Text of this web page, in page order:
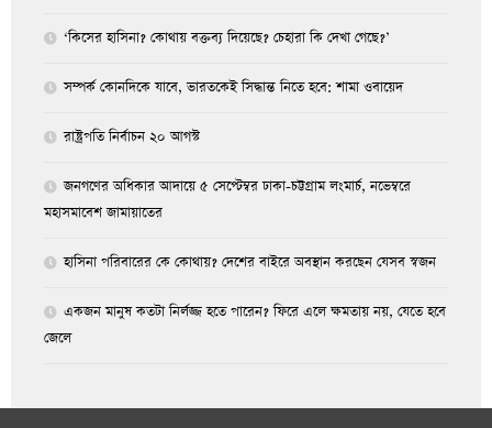
‘কিসের হাসিনা? কোথায় বক্তব্য দিয়েছে? চেহারা কি দেখা গেছে?’
সম্পর্ক কোনদিকে যাবে, ভারতকেই সিদ্ধান্ত নিতে হবে: শামা ওবায়েদ
রাষ্ট্রপতি নির্বাচন ২০ আগস্ট
জনগণের অধিকার আদায়ে ৫ সেপ্টেম্বর ঢাকা-চট্টগ্রাম লংমার্চ, নভেম্বরে
মহাসমাবেশ জামায়াতের
হাসিনা পরিবারের কে কোথায়? দেশের বাইরে অবস্থান করছেন যেসব স্বজন
একজন মানুষ কতটা নির্লজ্জ হতে পারেন? ফিরে এলে ক্ষমতায় নয়, যেতে হবে
জেলে